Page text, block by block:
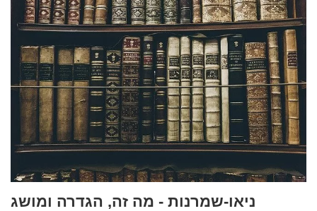
ניאו-שמרנות - מה זה, הגדרה ומושג